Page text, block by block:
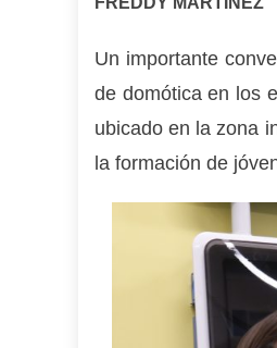
Un importante
de domótica en los
ubicado en la zona
la formación de